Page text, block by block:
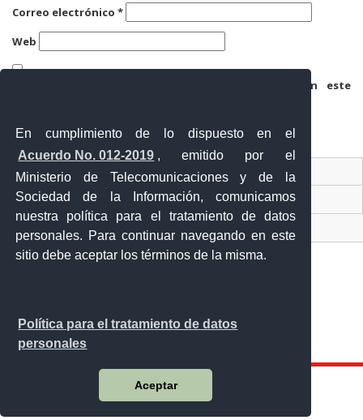
En cumplimiento de lo dispuesto en el
Acuerdo No. 012-2019 , emitido por el
Ministerio de Telecomunicaciones y de la
Sociedad de la Información, comunicamos
nuestra política para el tratamiento de datos
personales. Para continuar navegando en este
sitio debe aceptar los términos de la misma.
Política para el tratamiento de datos
personales
Aceptar
Correo electrónico *
Web
Guarda mi nombre, correo electrónico y web en este
Contacto Ciudadano
Ventanilla Única de Comercio Exterior
Sistema Nacional de Información (SNI)
Calle 12 de febrero y Vicente Rocafuerte
Orellana - Ecuador